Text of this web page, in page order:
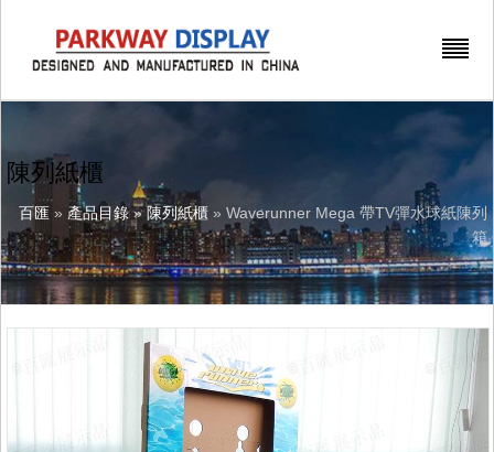
陳列紙櫃
百匯 » 產品目錄»陳列紙櫃 » Waverunner Mega 帶TV彈水球紙陳列
箱